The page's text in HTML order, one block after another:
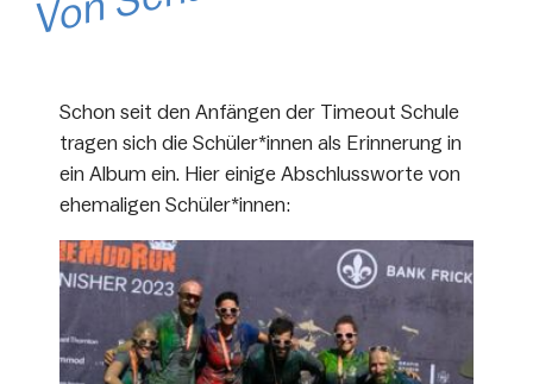
Schon seit den Anfängen der Timeout Schule
tragen sich die Schüler*innen als Erinnerung in
ein Album ein. Hier einige Abschlussworte von
ehemaligen Schüler*innen: